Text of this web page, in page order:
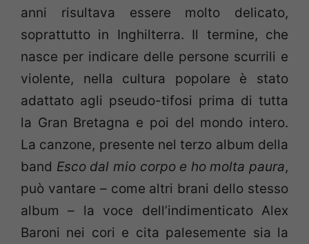
anni risultava essere molto delicato,
soprattutto in Inghilterra. Il termine, che
nasce per indicare delle persone scurrili e
violente, nella cultura popolare è stato
adattato agli pseudo-tifosi prima di tutta
la Gran Bretagna e poi del mondo intero.
La canzone, presente nel terzo album della
band Esco dal mio corpo e ho molta paura,
può vantare – come altri brani dello stesso
album – la voce dell’indimenticato Alex
Baroni nei cori e cita palesemente sia la